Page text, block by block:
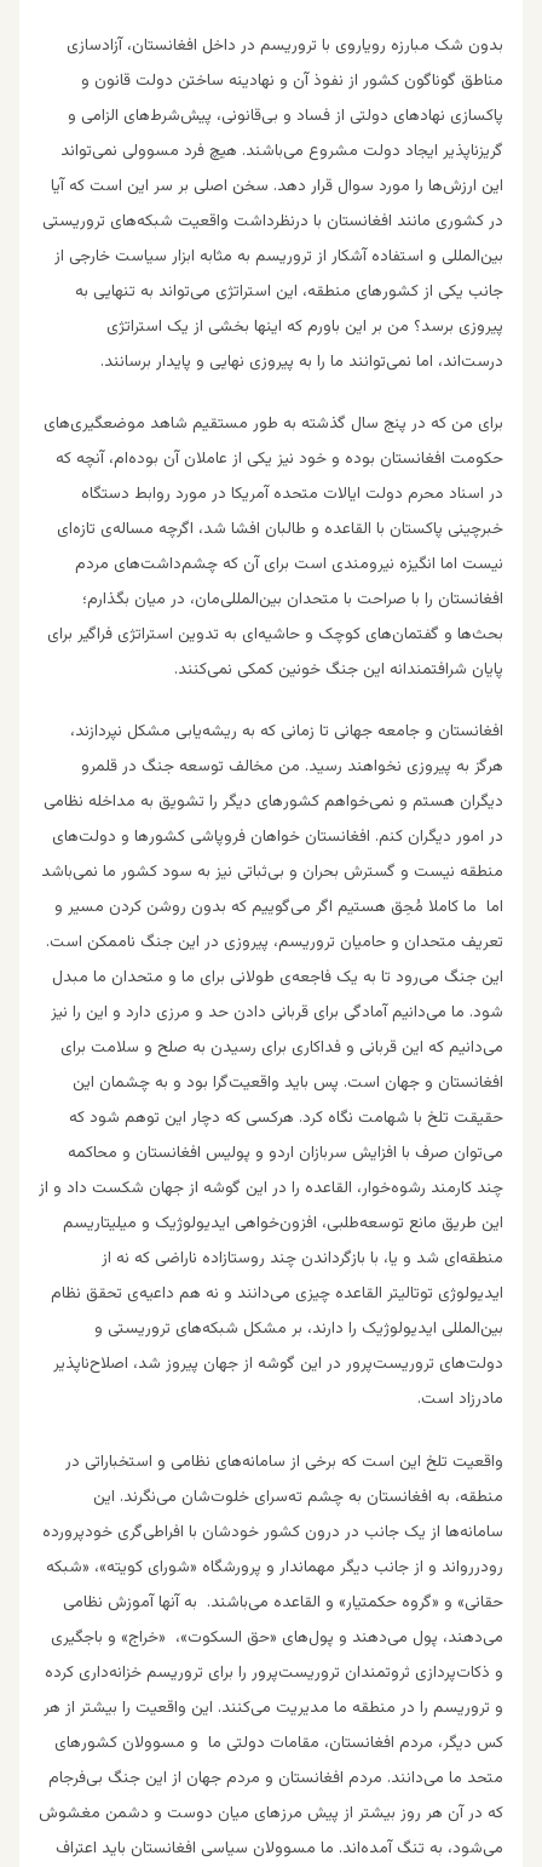
بدون شک مبارزه رویاروی با تروریسم در داخل افغانستان، آزادسازی
مناطق گوناگون کشور از نفوذ آن و نهادینه ساختن دولت قانون و
پاکسازی نهاد‌های دولتی از فساد و بی‌قانونی، پیش‌شرط‌های الزامی و
گریزناپذیر ایجاد دولت مشروع می‌باشند. هیچ فرد مسوولی نمی‌تواند
این ارزش‌ها را مورد سوال قرار دهد. سخن اصلی بر سر این است که آیا
در کشوری مانند افغانستان با درنظرداشت واقعیت شبکه‌های تروریستی
بین‌المللی و استفاده آشکار از تروریسم به مثابه ابزار سیاست خارجی از
جانب یکی از کشور‌های منطقه، این استراتژی می‌تواند به تنهایی به
پیروزی برسد؟ من بر این باورم که اینها بخشی از یک استراتژی
درست‌اند، اما نمی‌توانند ما را به پیروزی نهایی و پایدار برسانند.
برای من که در پنج سال گذشته به طور مستقیم شاهد موضعگیری‌های
حکومت افغانستان بوده و خود نیز یکی از عاملان آن بوده‌ام، آنچه که
در اسناد محرم دولت ایالات متحده آمریکا در مورد روابط دستگاه
خبرچینی پاکستان با القاعده و طالبان افشا شد، اگرچه مساله‌ی تازه‌ای
نیست اما انگیزه نیرومندی است برای آن که چشم‌داشت‌های مردم
افغانستان را با صراحت با متحدان بین‌المللی‌مان، در میان بگذارم؛
بحث‌ها و گفتمان‌های کوچک و حاشیه‌ای به تدوین استراتژی فراگیر برای
پایان شرافتمندانه این جنگ خونین کمکی نمی‌کنند.
افغانستان و جامعه جهانی تا زمانی که به ریشه‌یابی مشکل نپردازند،
هرگز به پیروزی نخواهند رسید. من مخالف توسعه جنگ در قلمرو
دیگران هستم و نمی‌خواهم کشور‌های دیگر را تشویق به مداخله نظامی
در امور دیگران کنم. افغانستان خواهان فروپاشی کشور‌ها و دولت‌های
منطقه نیست و گسترش بحران و بی‌ثباتی نیز به سود کشور ما نمی‌باشد
اما ما کاملا مُحِق هستیم اگر می‌گوییم که بدون روشن کردن مسیر و
تعریف متحدان و حامیان تروریسم، پیروزی در این جنگ ناممکن است.
این جنگ می‌رود تا به یک فاجعه‌ی طولانی برای ما و متحدان ما مبدل
شود. ما می‌دانیم آمادگی برای قربانی دادن حد و مرزی دارد و این را نیز
می‌دانیم که این قربانی و فداکاری برای رسیدن به صلح و سلامت برای
افغانستان و جهان است. پس باید واقعیت‌گرا بود و به چشمان این
حقیقت تلخ با شهامت نگاه کرد. هرکسی که دچار این توهم شود که
می‌توان صرف با افزایش سربازان اردو و پولیس افغانستان و محاکمه
چند کارمند رشوه‌خوار، القاعده را در این گوشه از جهان شکست داد و از
این طریق مانع توسعه‌طلبی، افزون‌خواهی ایدیولوژیک و میلیتاریسم
منطقه‌ای شد و یا، با بازگرداندن چند روستازاده ناراضی که نه از
ایدیولوژی توتالیتر القاعده چیزی می‌دانند و نه هم داعیه‌ی تحقق نظام
بین‌المللی ایدیولوژیک را دارند، بر مشکل شبکه‌های تروریستی و
دولت‌های تروریست‌پرور در این گوشه از جهان پیروز شد، اصلاح‌ناپذیر
مادرزاد است.
واقعیت تلخ این است که برخی از سامانه‌های نظامی و استخباراتی در
منطقه، به افغانستان به چشم ته‌سرای خلوت‌شان می‌نگرند. این
سامانه‌ها از یک جانب در درون کشور خودشان با افراطی‌گری خودپرورده
رودررواند و از جانب دیگر مهماندار و پرورشگاه «شورای کویته»، «شبکه
حقانی» و «گروه حکمتیار» و القاعده می‌باشند. به آنها آموزش نظامی
می‌دهند، پول می‌دهند و پول‌های «حق السکوت»، «خراج» و باجگیری
و ذکات‌پردازی ثروتمندان تروریست‌پرور را برای تروریسم خزانه‌داری کرده
و تروریسم را در منطقه ما مدیریت می‌کنند. این واقعیت را بیشتر از هر
کس دیگر، مردم افغانستان، مقامات دولتی ما و مسوولان کشور‌های
متحد ما می‌دانند. مردم افغانستان و مردم جهان از این جنگ بی‌فرجام
که در آن هر روز بیشتر از پیش مرز‌های میان دوست و دشمن مغشوش
می‌شود، به تنگ آمده‌اند. ما مسوولان سیاسی افغانستان باید اعتراف